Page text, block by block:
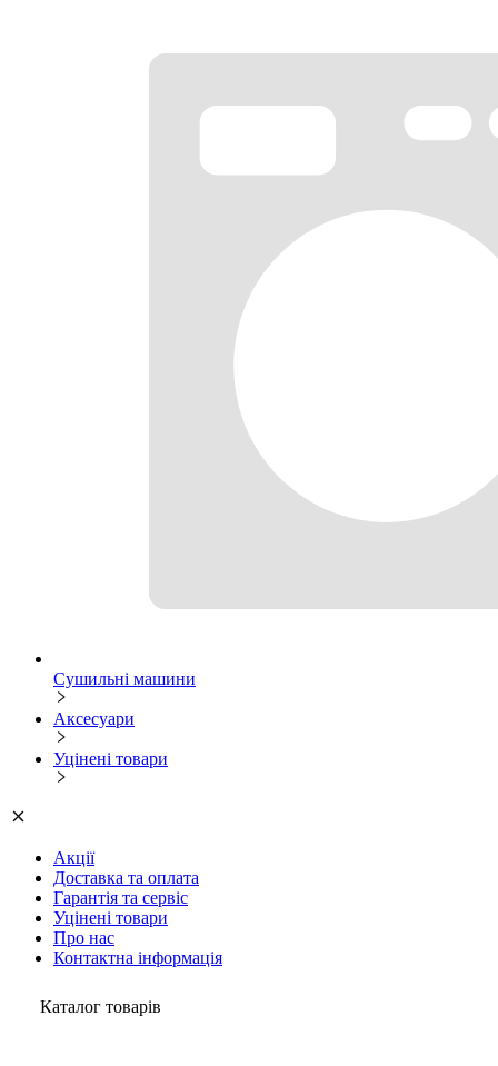
Сушильні машини
Аксесуари
Уцінені товари
Акції
Доставка та оплата
Гарантія та сервіс
Уцінені товари
Про нас
Контактна інформація
Каталог товарів